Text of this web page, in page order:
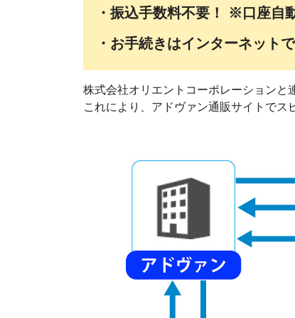
・振込手数料不要！ ※口座自
・お手続きはインターネットで
株式会社オリエントコーポレーションと
これにより、アドヴァン通販サイトでス